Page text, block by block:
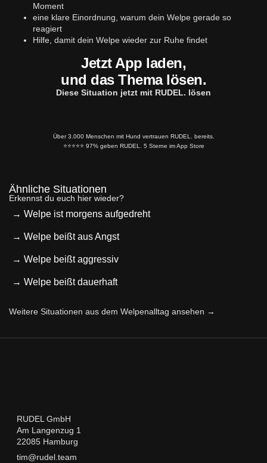
Moment
eine klare Einordnung, warum dein Welpe gerade so
reagiert
Hilfe, damit dein Welpe wieder zur Ruhe findet
Jetzt App laden,
und das Thema lösen.
Diese Situation jetzt mit RUDEL. lösen
Über 3.000 Menschen mit Hund vertrauen RUDEL. bereits.
⭐️⭐️⭐️⭐️⭐️ 97% geben RUDEL. 5 Sterne im App Store
Ähnliche Situationen
Erkennst du euch hier wieder?
→ Welpe ist morgens aufgedreht
→ Welpe beißt aus Angst
→ Welpe beißt aggressiv
→ Welpe beißt dauerhaft
Weitere Situationen aus dem Welpenalltag ansehen →
RUDEL GmbH
Am Langenzug 1
22085 Hamburg
tim@rudel.team